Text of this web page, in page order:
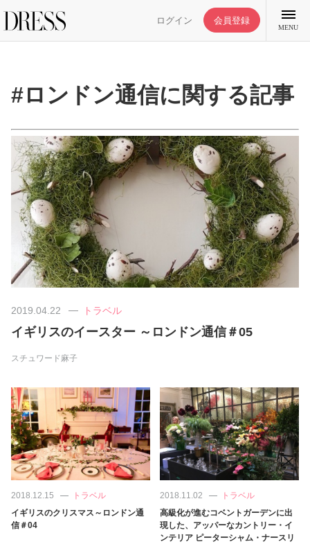
ログイン 会員登録
MENU
特集記事
DRESS部活
ライフスタイル
ファッション
美容/健康
妊娠/出産/家族
ココロ/カラダ
グルメ
#ロンドン通信に関する記事
2019.04.22 トラベル
イギリスのイースター ～ロンドン通信＃05
スチュワード麻子
2018.12.15
トラベル
イギリスのクリスマス～ロンドン通
信＃04
2018.11.02
トラベル
高級化が進むコベントガーデンに出
現した、アッパーなカントリー・イ
ンテリア ピーターシャム・ナースリ